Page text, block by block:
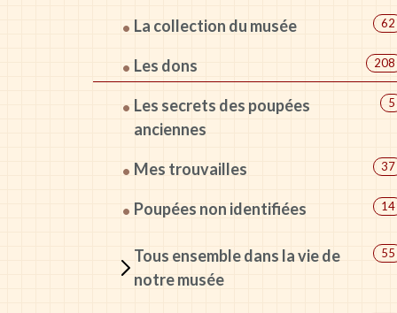
La collection du musée 62
Les dons 208
Les secrets des poupées
anciennes
5
Mes trouvailles 37
Poupées non identifiées 14
Tous ensemble dans la vie de
notre musée
55